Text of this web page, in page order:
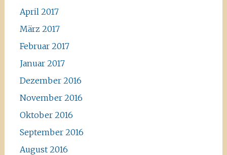
April 2017
März 2017
Februar 2017
Januar 2017
Dezember 2016
November 2016
Oktober 2016
September 2016
August 2016